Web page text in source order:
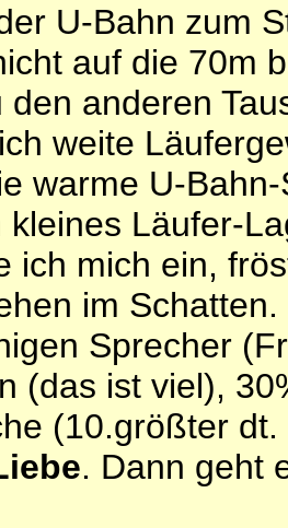
U-Bahn zum
auf die 70m
den anderen
weite
warme U-
kleines Läufer-
ich mich ein,
im
Sprecher
(das ist viel),
(10.größter
. Dann geht